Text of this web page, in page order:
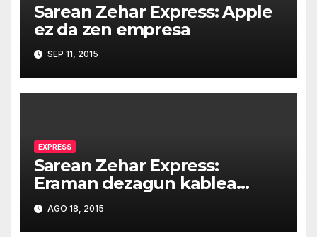
Sarean Zehar Express: Apple
ez da zen empresa
SEP 11, 2015
EXPRESS
Sarean Zehar Express:
Eraman dezagun kablea
mendebaldera
AGO 18, 2015